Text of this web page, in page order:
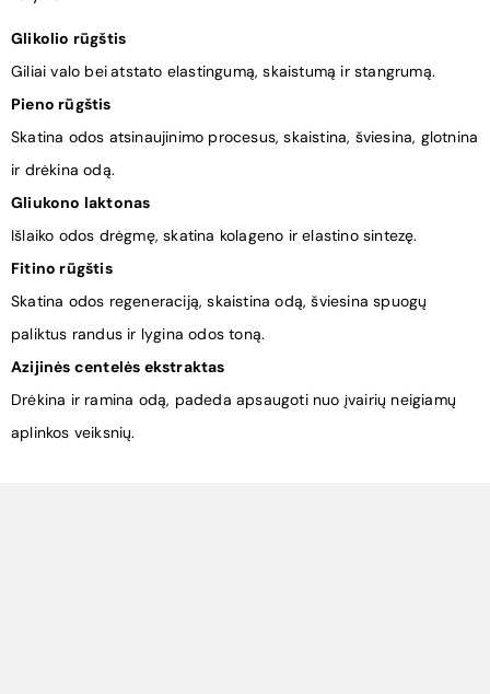
Glikolio rūgštis
Giliai valo beiatstato elastingumą, skaistumą ir stangrumą.
Pieno rūgštis
Skatina odos atsinaujinimo procesus, skaistina, šviesina, glotnina
ir drėkina odą.
Gliukono laktonas
Išlaiko odos drėgmę, skatina kolageno ir elastino sintezę.
Fitino rūgštis
Skatina odos regeneraciją, skaistina odą, šviesina spuogų
paliktus randus ir lygina odos toną.
Azijinės centelės ekstraktas
Drėkina ir ramina odą, padeda apsaugoti nuo įvairių neigiamų
aplinkos veiksnių.